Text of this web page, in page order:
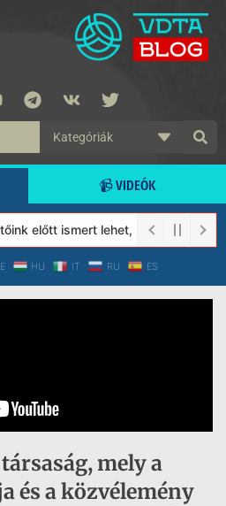
📹 VIDEÓK
előtt ismert lehet, 2023-tól a
HU IT RU ES
mely a
és a közvélemény